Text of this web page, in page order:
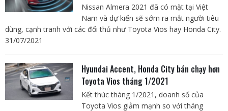
Nissan Almera 2021 đã có mặt tại Việt
Nam và dự kiến sẽ sớm ra mắt người tiêu
dùng, cạnh tranh với các đối thủ như Toyota Vios hay Honda City.
31/07/2021
Hyundai Accent, Honda City bán chạy hơn
Toyota Vios tháng 1/2021
Kết thúc tháng 1/2021, doanh số của
Toyota Vios giảm mạnh so với tháng